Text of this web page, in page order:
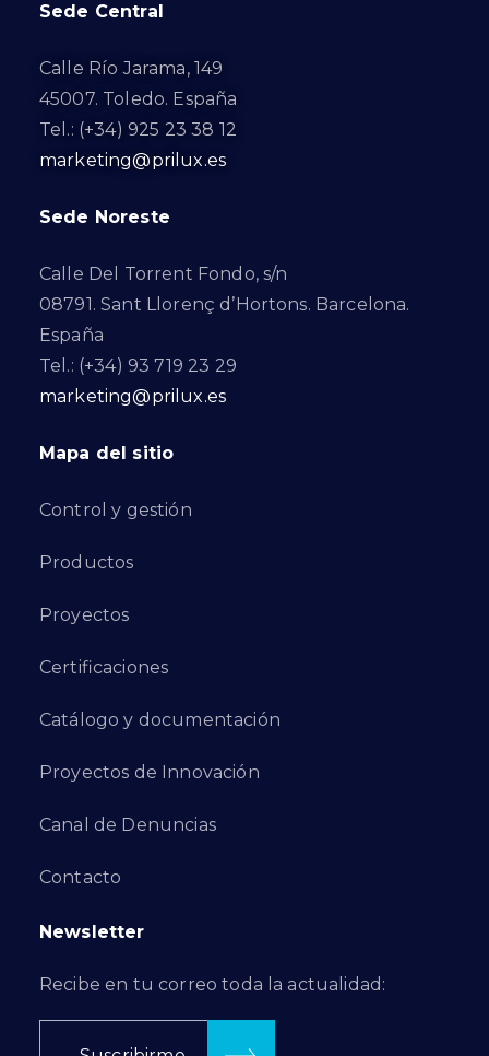
Sede Central
Calle Río Jarama, 149
45007. Toledo. España
Tel.: (+34) 925 23 38 12
marketing@prilux.es
Sede Noreste
Calle Del Torrent Fondo, s/n
08791. Sant Llorenç d’Hortons. Barcelona.
España
Tel.: (+34) 93 719 23 29
marketing@prilux.es
Mapa del sitio
Control y gestión
Productos
Proyectos
Certificaciones
Catálogo y documentación
Proyectos de Innovación
Canal de Denuncias
Contacto
Newsletter
Recibe en tu correo toda la actualidad: